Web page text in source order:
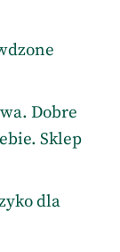
Dobre
Sklep
dla